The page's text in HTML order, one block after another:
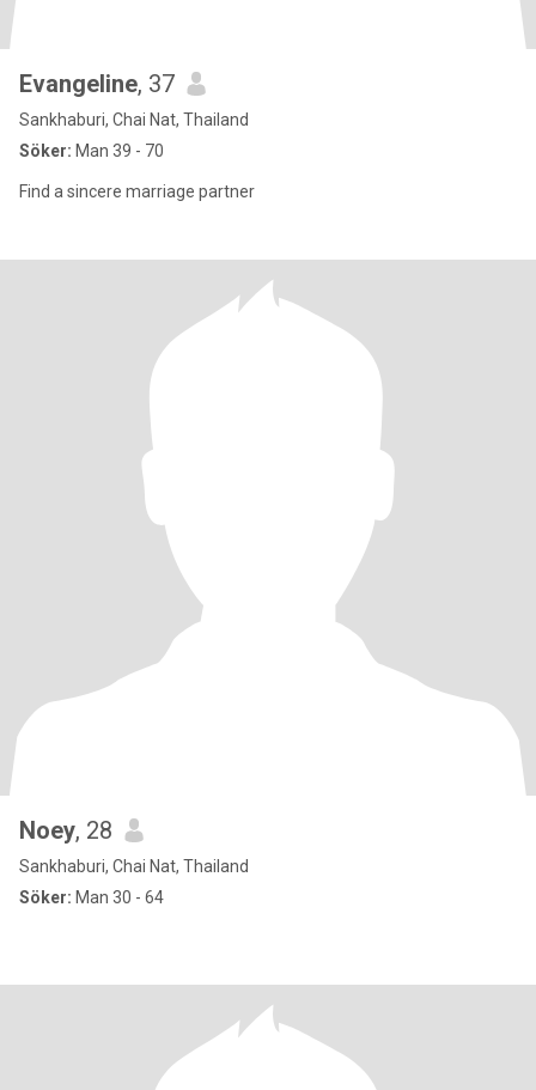
Evangeline, 37
Sankhaburi, Chai Nat, Thailand
Söker: Man 39 - 70
Find a sincere marriage partner
Noey, 28
Sankhaburi, Chai Nat, Thailand
Söker: Man 30 - 64